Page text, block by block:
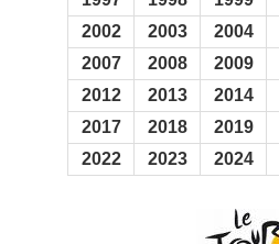
2002
2003 2004
2007
2008 2009
2012
2013 2014
2017
2018 2019
2022
2023 2024